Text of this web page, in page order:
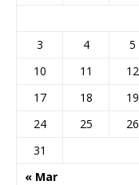
« Mar
3
4 5
10
11 12
17
18 19
24
25 26
31